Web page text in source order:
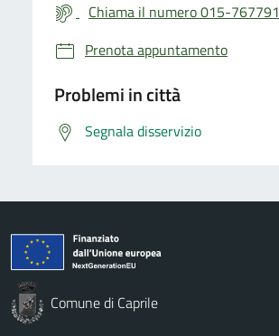
Chiama il numero 015-767791
Prenota appuntamento
Problemi in città
Segnala disservizio
Comune di Caprile